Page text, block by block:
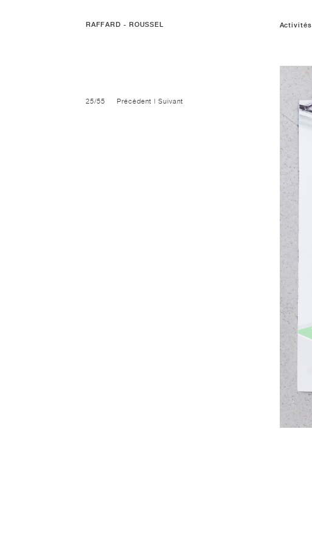
RAFFARD - ROUSSEL Activités
25/55 Précédent |Suivant